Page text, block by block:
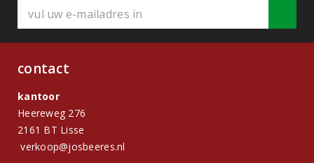
contact
kantoor
Heereweg 276
2161 BT Lisse
verkoop@josbeeres.nl